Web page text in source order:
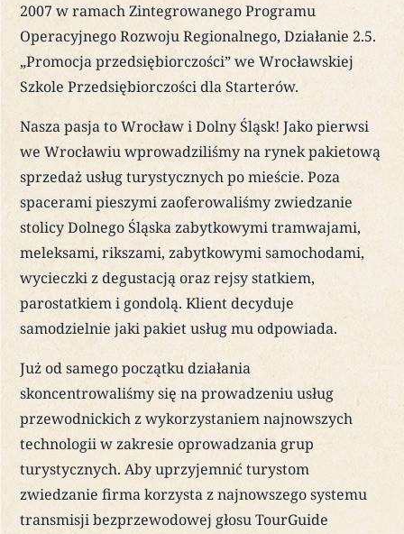
2007 w ramach Zintegrowanego Programu
Operacyjnego Rozwoju Regionalnego, Działanie 2.5.
„Promocja przedsiębiorczości” we Wrocławskiej
Szkole Przedsiębiorczości dla Starterów.
Nasza pasja to Wrocław i Dolny Śląsk! Jako pierwsi
we Wrocławiu wprowadziliśmy na rynek pakietową
sprzedaż usług turystycznych po mieście. Poza
spacerami pieszymi zaoferowaliśmy zwiedzanie
stolicy Dolnego Śląska zabytkowymi tramwajami,
meleksami, rikszami, zabytkowymi samochodami,
wycieczki z degustacją oraz rejsy statkiem,
parostatkiem i gondolą. Klient decyduje
samodzielnie jaki pakiet usług mu odpowiada.
Już od samego początku działania
skoncentrowaliśmy się na prowadzeniu usług
przewodnickich z wykorzystaniem najnowszych
technologii w zakresie oprowadzania grup
turystycznych. Aby uprzyjemnić turystom
zwiedzanie firma korzysta z najnowszego systemu
transmisji bezprzewodowej głosu TourGuide